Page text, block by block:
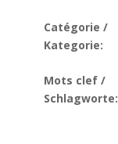
Catégorie /
Kategorie:
Mots clef /
Schlagworte: